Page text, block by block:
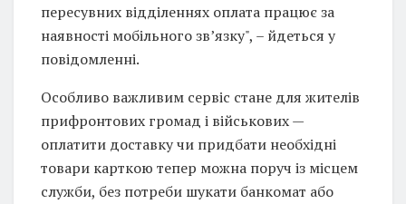
пересувних відділеннях оплата працює за
наявності мобільного зв’язку", – йдеться у
повідомленні.
Особливо важливим сервіс стане для жителів
прифронтових громад і військових —
оплатити доставку чи придбати необхідні
товари карткою тепер можна поруч із місцем
служби, без потреби шукати банкомат або